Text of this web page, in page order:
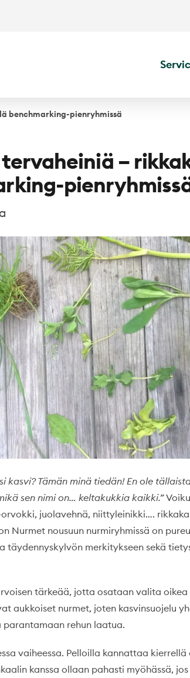
benchmarking-pienryhmissä
–
kasvi? Tämän minä tiedän! En ole
sen nimi on… keltakukkia kaikki.”
juolavehnä, niittyleinikki….
Nurmet nousuun nurmiryhmissä on
täydennyskylvön merkitykseen sekä
tärkeää, jotta osataan valita oikea
aukkoiset nurmet, joten kasvinsuojelu
rehun laatua.
vaiheessa. Pelloilla kannattaa kierrellä
kanssa ollaan pahasti myöhässä, jos